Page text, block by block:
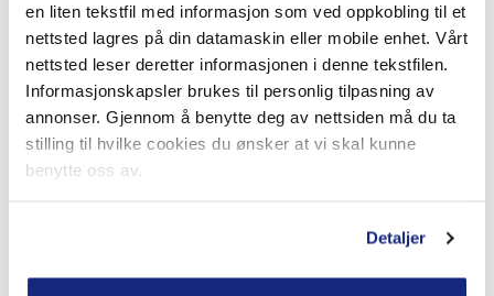
en liten tekstfil med informasjon som ved oppkobling til et
nettsted lagres på din datamaskin eller mobile enhet. Vårt
nettsted leser deretter informasjonen i denne tekstfilen.
Informasjonskapsler brukes til personlig tilpasning av
annonser. Gjennom å benytte deg av nettsiden må du ta
stilling til hvilke cookies du ønsker at vi skal kunne
benytte oss av.
Detaljer
Forsikringskontoret holder åpent mandag til fredag kl. 08.00
- 16.00.
(I romjulen er åpningstiden kl. 09.00 - 15.00. Julaften og
nyttårsaften holder vi stengt).
NFFs forsikringskontor driftes av vår samarbeidspartner
Söderberg & Partners. Söderberg & Partners i Norge består
forsikringsrådgivning. Nærmere informasjon kan du finne på
Finanstilsynets virksomhetsregisterher.